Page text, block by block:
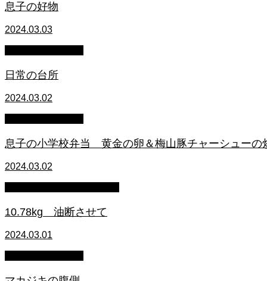
息子の好物
2024.03.03
日常の台所
2024.03.02
息子の小学校弁当 黄金の卵＆梅山豚チャーシューの
2024.03.02
10.78kg 油断させて
2024.03.01